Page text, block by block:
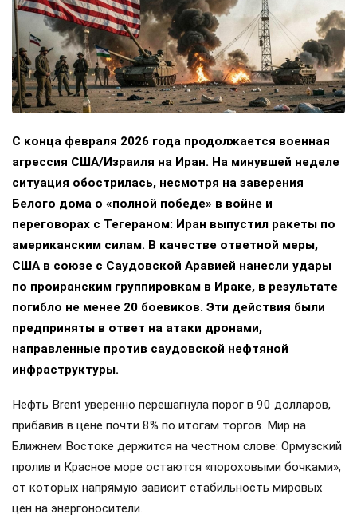
С конца февраля 2026 года продолжается военная
агрессия США/Израиля на Иран. На минувшей неделе
ситуация обострилась, несмотря на заверения
Белого дома о «полной победе» в войне и
переговорах с Тегераном: Иран выпустил ракеты по
американским силам. В качестве ответной меры,
США в союзе с Саудовской Аравией нанесли удары
по проиранским группировкам в Ираке, в результате
погибло не менее 20 боевиков. Эти действия были
предприняты в ответ на атаки дронами,
направленные против саудовской нефтяной
инфраструктуры.
Нефть Brent уверенно перешагнула порог в 90 долларов,
прибавив в цене почти 8% по итогам торгов. Мир на
Ближнем Востоке держится на честном слове: Ормузский
пролив и Красное море остаются «пороховыми бочками»,
от которых напрямую зависит стабильность мировых
цен на энергоносители.